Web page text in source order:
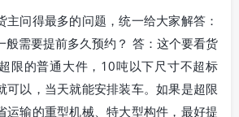
主问得最多的问题，统一给大家解答：
般需要提前多久预约？ 答：这个要看货
限的普通大件，10吨以下尺寸不超标
可以，当天就能安排装车。如果是超限
运输的重型机械、特大型构件，最好提